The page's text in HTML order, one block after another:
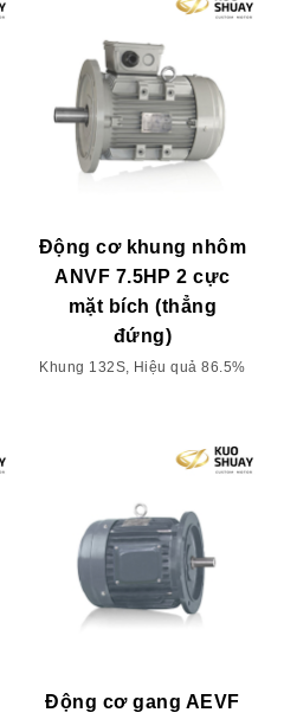
Động cơ khung nhôm
ANVF 7.5HP 2 cực
mặt bích (thẳng
đứng)
Khung 132S, Hiệu quả 86.5%
Động cơ gang AEVF